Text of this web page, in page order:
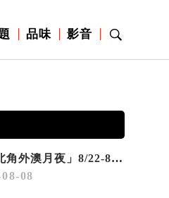
品味 影音
「東北角外澳月夜」8/22-8/23浪漫登場 串聯五漁村、音樂、市集、火舞與慢旅共度夏夜
08